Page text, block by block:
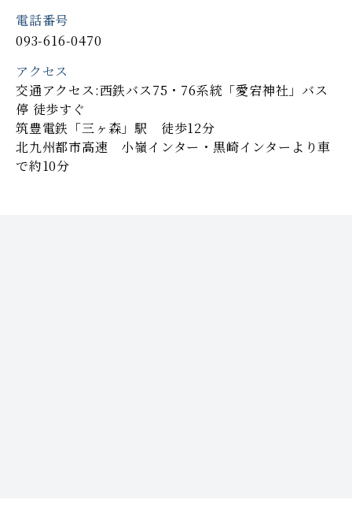
電話番号
093-616-0470
アクセス
交通アクセス:西鉄バス75・76系統「愛宕神社」バス
停 徒歩すぐ
筑豊電鉄「三ヶ森」駅 徒歩12分
北九州都市高速 小嶺インター・黒崎インターより車
で約10分